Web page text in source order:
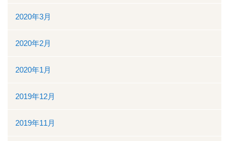
2020年3月
2020年2月
2020年1月
2019年12月
2019年11月